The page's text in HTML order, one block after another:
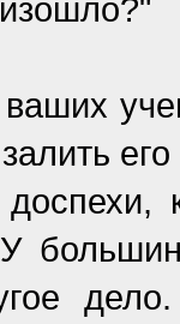
ваших
доспехи,